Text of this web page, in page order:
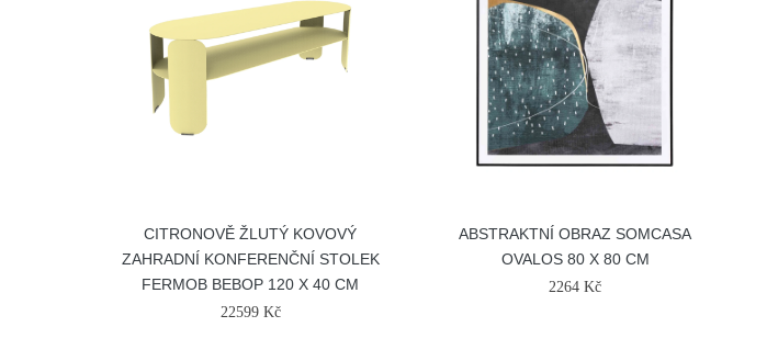
CITRONOVĚ ŽLUTÝ KOVOVÝ
ZAHRADNÍ KONFERENČNÍ STOLEK
FERMOB BEBOP 120 X 40 CM
22599 Kč
ABSTRAKTNÍ OBRAZ SOMCASA
OVALOS 80 X 80 CM
2264 Kč